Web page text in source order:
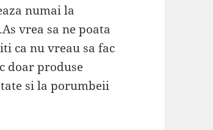
numai la
vrea sa ne poata
ca nu vreau sa fac
doar produse
si la porumbeii